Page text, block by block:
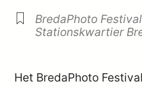
BredaPhoto
Stationskwartier
Het BredaPhoto